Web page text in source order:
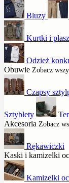
Bluzy
Kurtki i
Odzież
Obuwie Zobacz
Czapsy
Sztyblety
Akcesoria Zobacz
Rękawiczki
Kaski i kamizelki
Kamizelki